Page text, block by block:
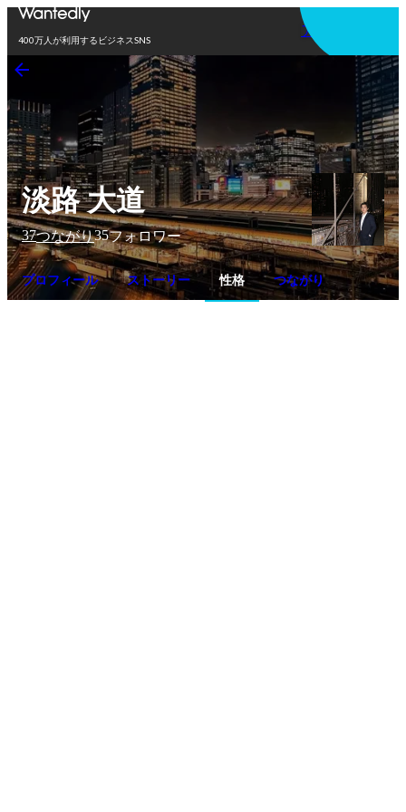
400万人が利用するビジネスSNS
アプリを使う
淡路 大道
37つながり35フォロワー
プロフィール ストーリー 性格 つながり